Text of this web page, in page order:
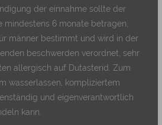
der einnahme sollte der
6 monate betragen,
männer bestimmt und wird in der
beschwerden verordnet, sehr
allergisch auf Dutasterid. Zum
wasserlassen, kompliziertem
und eigenverantwortlich
kann.